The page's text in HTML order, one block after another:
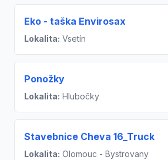
Eko - taška Envirosax
Lokalita: Vsetín
Ponožky
Lokalita: Hlubočky
Stavebnice Cheva 16_Truck
Lokalita: Olomouc - Bystrovany